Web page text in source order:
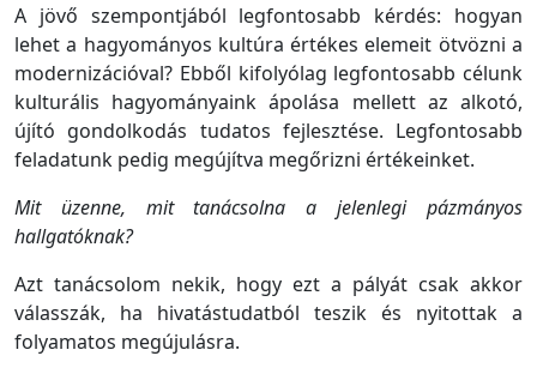
A jövő szempontjából legfontosabb kérdés: hogyan
lehet a hagyományos kultúra értékes elemeit ötvözni a
modernizációval? Ebből kifolyólag legfontosabb célunk
kulturális hagyományaink ápolása mellett az alkotó,
újító gondolkodás tudatos fejlesztése. Legfontosabb
feladatunk pedig megújítva megőrizni értékeinket.
Mit üzenne, mit tanácsolna a jelenlegi pázmányos
hallgatóknak?
Azt tanácsolom nekik, hogy ezt a pályát csak akkor
válasszák, ha hivatástudatból teszik és nyitottak a
folyamatos megújulásra.